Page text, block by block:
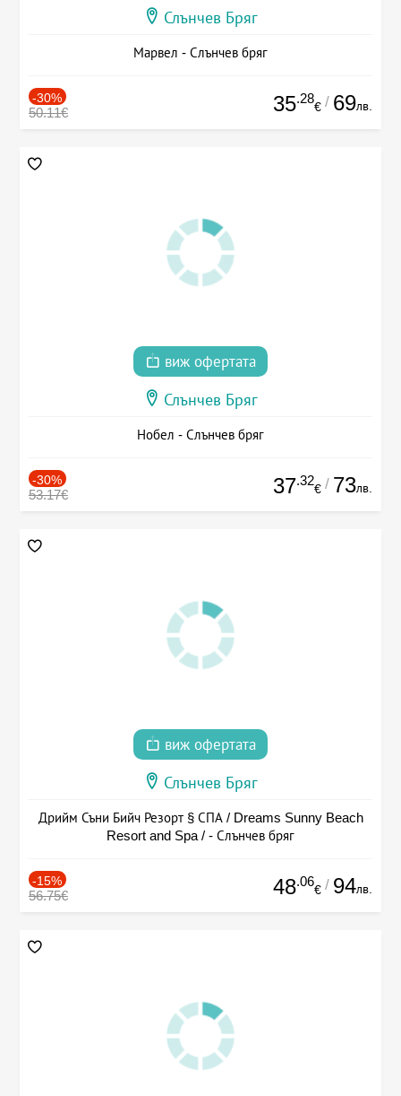
Слънчев Бряг
Марвел - Слънчев бряг
-30%
50.11€ 35.28
€ / 69лв.
виж офертата
Слънчев Бряг
Нобел - Слънчев бряг
-30%
53.17€ 37.32
€ / 73лв.
виж офертата
Слънчев Бряг
Дрийм Съни Бийч Резорт § СПА / Dreams Sunny Beach
Resort and Spa / - Слънчев бряг
-15%
56.75€ 48.06
€ / 94лв.